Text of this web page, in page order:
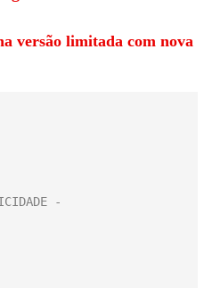
versão limitada com nova